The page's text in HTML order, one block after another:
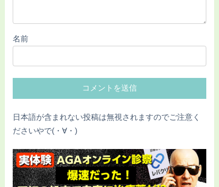
名前
日本語が含まれない投稿は無視されますのでご注意く
ださいやで(・∀・)